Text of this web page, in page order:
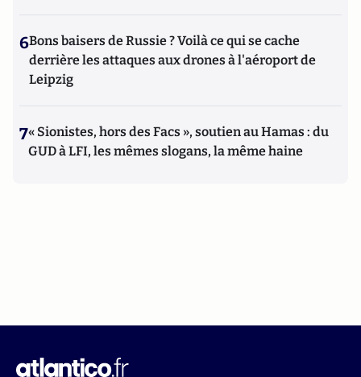
6Bons baisers de Russie ? Voilà ce qui se cache
derrière les attaques aux drones à l'aéroport de
Leipzig
7« Sionistes, hors des Facs », soutien au Hamas : du
GUD à LFI, les mêmes slogans, la même haine